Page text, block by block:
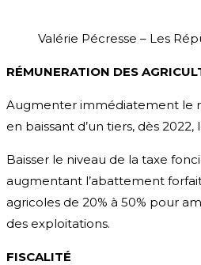
Valérie Pécresse – Les
RÉMUNERATION DES
Augmenter immédiatement le
en baissant d’un tiers, dès 2022,
Baisser le niveau de la taxe
augmentant l’abattement
agricoles de 20% à 50% pour
des exploitations.
FISCALITÉ